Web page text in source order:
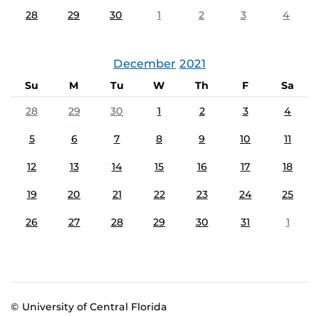
28 29 30 1 2 3 4
December 2021
Su M Tu W Th F
Sa
28
29 30 1 2 3 4
5 6 7 8 9 10 11
12 13 14 15 16 17 18
19 20 21 22 23 24 25
26 27 28 29 30 31 1
© University of Central Florida